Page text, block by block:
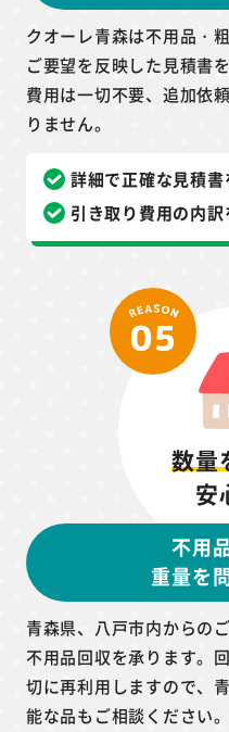
クオーレ青森は不用品・
ご要望を反映した見積書
費用は一切不要、追加依
りません。
詳細で正確な見積書
引き取り費用の内
数量
安
不用
重量を
青森県、八戸市内からの
不用品回収を承ります。
切に再利用しますので、
能な品もご相談ください。